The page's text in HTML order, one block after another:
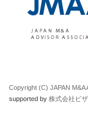
Copyright (C) JAPAN M&A
supported by 株式会社ビ